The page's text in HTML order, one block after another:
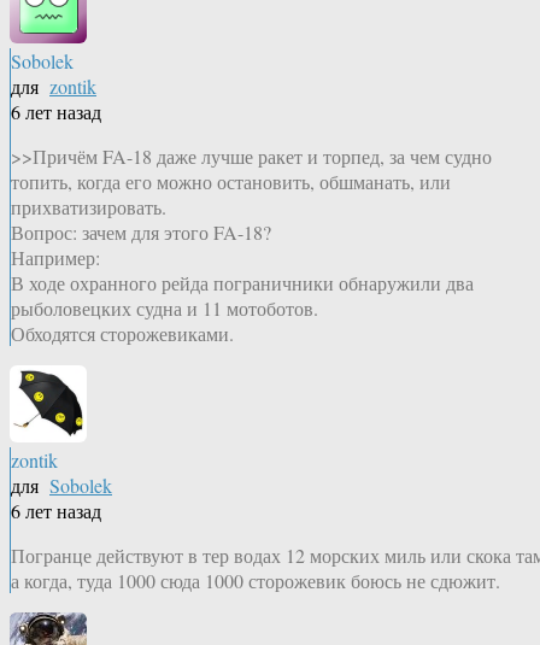
Sobolek
для zontik
6 лет назад
>>Причём FA-18 даже лучше ракет и торпед, за чем судно
топить, когда его можно остановить, обшманать, или
прихватизировать.
Вопрос: зачем для этого FA-18?
Например:
В ходе охранного рейда пограничники обнаружили два
рыболовецких судна и 11 мотоботов.
Обходятся сторожевиками.
zontik
для Sobolek
6 лет назад
Погранце действуют в тер водах 12 морских миль или скока
а когда, туда 1000 сюда 1000 сторожевик боюсь не сдюжит.